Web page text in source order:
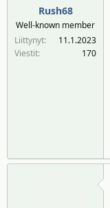
Rush68
Well-known member
Liittynyt
11.1.2023
Viestit
170